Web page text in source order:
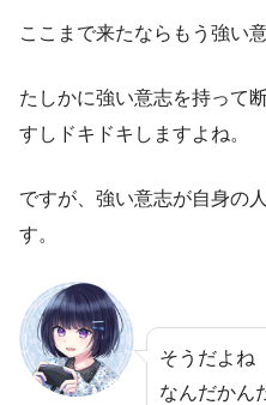
ここまで来たならもう強い
たしかに強い意志を持って
すしドキドキしますよね。
ですが、強い意志が自身の
す。
そうだよね
なんだかん